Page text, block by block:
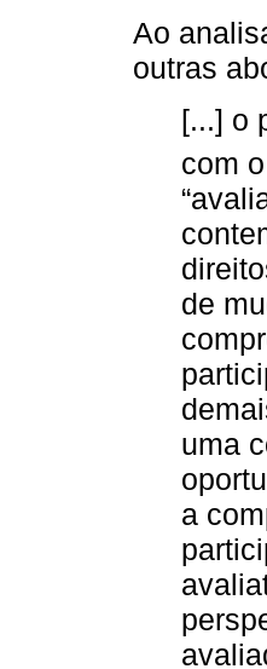
Ao
outras
[...] o
com
de
uma
a